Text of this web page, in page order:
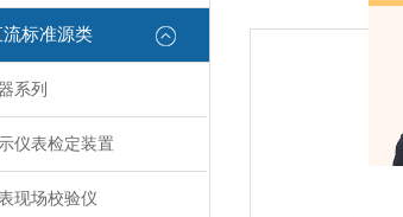
标准源类
系列
仪表检定装置
现场校验仪